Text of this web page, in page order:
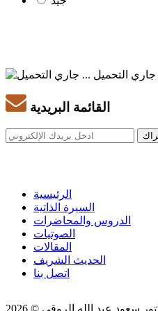
القائمة البريدية
الرئيسية
السيرة الذاتية
الدروس والمحاضرات
الصوتيات
المقالات
الحديث الشريف
اتصل بنا
عبد الله الروقي © 2026